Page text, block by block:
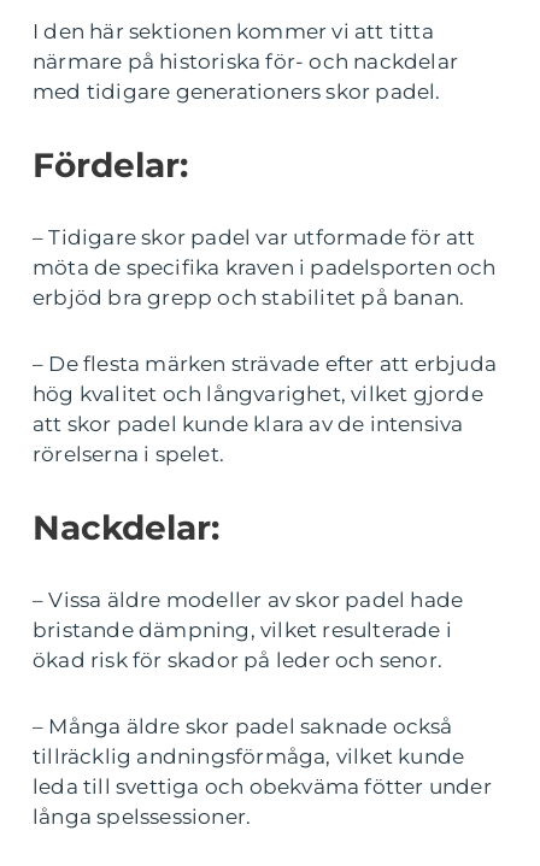
I den här sektionen kommer vi att titta
närmare på historiska för- och nackdelar
med tidigare generationers skor padel.
Fördelar:
– Tidigare skor padel var utformade för att
möta de specifika kraven i padelsporten och
erbjöd bra grepp och stabilitet på banan.
– De flesta märken strävade efter att erbjuda
hög kvalitet och långvarighet, vilket gjorde
att skor padel kunde klara av de intensiva
rörelserna i spelet.
Nackdelar:
– Vissa äldre modeller av skor padel hade
bristande dämpning, vilket resulterade i
ökad risk för skador på leder och senor.
– Många äldre skor padel saknade också
tillräcklig andningsförmåga, vilket kunde
leda till svettiga och obekväma fötter under
långa spelssessioner.